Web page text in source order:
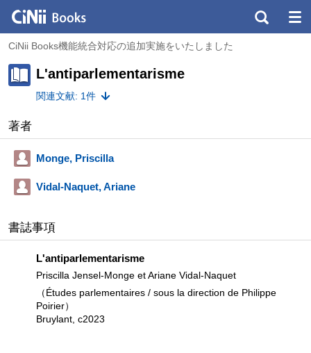
CiNii Books機能統合対応の追加実施をいたしました
L'antiparlementarisme
関連文献: 1件
著者
Monge, Priscilla
Vidal-Naquet, Ariane
書誌事項
L'antiparlementarisme
Priscilla Jensel-Monge et Ariane Vidal-Naquet
（Études parlementaires / sous la direction de Philippe
Poirier）
Bruylant, c2023